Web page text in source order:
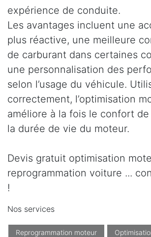
expérience de conduite.
Les avantages incluent une
plus réactive, une meilleure
de carburant dans certaines
une personnalisation des
selon l’usage du véhicule.
correctement, l’optimisation
améliore à la fois le confort
la durée de vie du moteur.
Devis gratuit optimisation
reprogrammation voiture ...
!
Nos services
Reprogrammation moteur